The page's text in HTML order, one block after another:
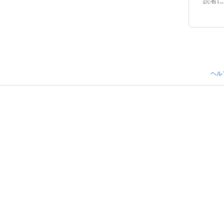
ヘル